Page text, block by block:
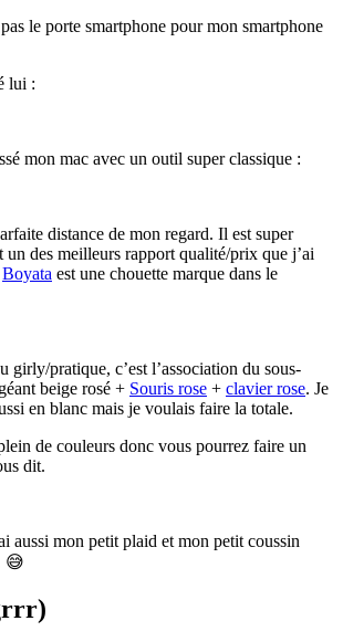
le porte smartphone pour mon smartphone
lui :
mon mac avec un outil super classique :
distance de mon regard. Il est super
un des meilleurs rapport qualité/prix que j’ai
Boyata est une chouette marque dans le
girly/pratique, c’est l’association du sous-
beige rosé + Souris rose + clavier rose. Je
en blanc mais je voulais faire la totale.
de couleurs donc vous pourrez faire un
dit.
aussi mon petit plaid et mon petit coussin
😅